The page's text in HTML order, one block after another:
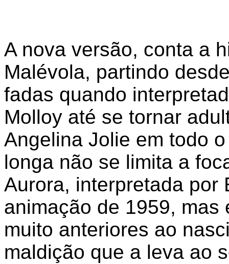
A nova versão, conta a
Malévola, partindo
fadas quando
Molloy até se tornar
Angelina Jolie em todo
longa não se limita a
Aurora, interpretada por
animação de 1959,
muito anteriores ao
maldição que a leva ao